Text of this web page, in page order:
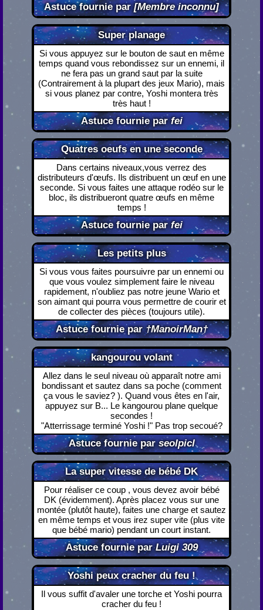
Astuce fournie par[Membre inconnu]
Super planage
Astuce fournie parfei
Si vous appuyez sur le bouton de saut en même
temps quand vous rebondissez sur un ennemi, il
ne fera pas un grand saut par la suite
(Contrairement à la plupart des jeux Mario), mais
si vous planez par contre, Yoshi montera très
très haut !
Quatres oeufs en une seconde
Astuce fournie parfei
Dans certains niveaux,vous verrez des
distributeurs d'œufs. Ils distribuent un œuf en une
seconde. Si vous faites une attaque rodéo sur le
bloc, ils distribueront quatre œufs en même
temps !
Les petits plus
Astuce fournie par†ManoirMan†
Si vous vous faites poursuivre par un ennemi ou
que vous voulez simplement faire le niveau
rapidement, n'oubliez pas notre jeune Wario et
son aimant qui pourra vous permettre de courir et
de collecter des pièces (toujours utile).
kangourou volant
Astuce fournie parseolpicl
Allez dans le seul niveau où apparaît notre ami
bondissant et sautez dans sa poche (comment
ça vous le saviez? ). Quand vous êtes en l'air,
appuyez sur B... Le kangourou plane quelque
secondes !
"Atterrissage terminé Yoshi !" Pas trop secoué?
La super vitesse de bébé DK
Astuce fournie parLuigi 309
Pour réaliser ce coup , vous devez avoir bébé
DK (évidemment). Après placez vous sur une
montée (plutôt haute), faites une charge et sautez
en même temps et vous irez super vite (plus vite
que bébé mario) pendant un court instant.
Yoshi peux cracher du feu !
Il vous suffit d'avaler une torche et Yoshi pourra
cracher du feu !